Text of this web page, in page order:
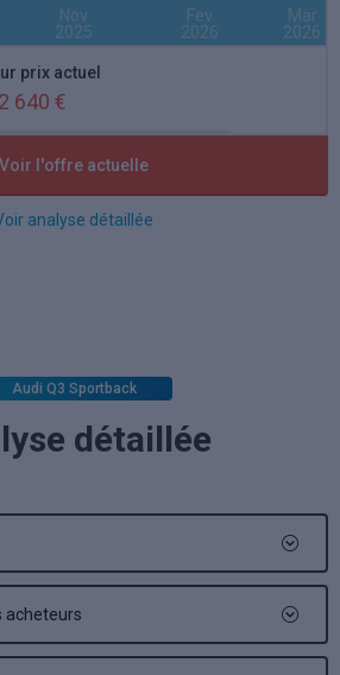
Nov
2025
Fev
2026
Mar
2026
prix actuel
640 €
remise actuelle
Voir l'offre actuelle
analyse détaillée
Audi Q3 Sportback
détaillée
acheteurs